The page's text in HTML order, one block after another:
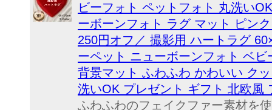
ビーフォト ペットフォト 丸洗い
ーボーンフォト ラグ マット ピン
250円オフ／ 撮影用 ハートラグ
ーペット ニューボーンフォト ベ
背景マット ふわふわ かわいい ク
洗いOK プレゼント ギフト 北欧風
ふわふわのフェイクファー素材を